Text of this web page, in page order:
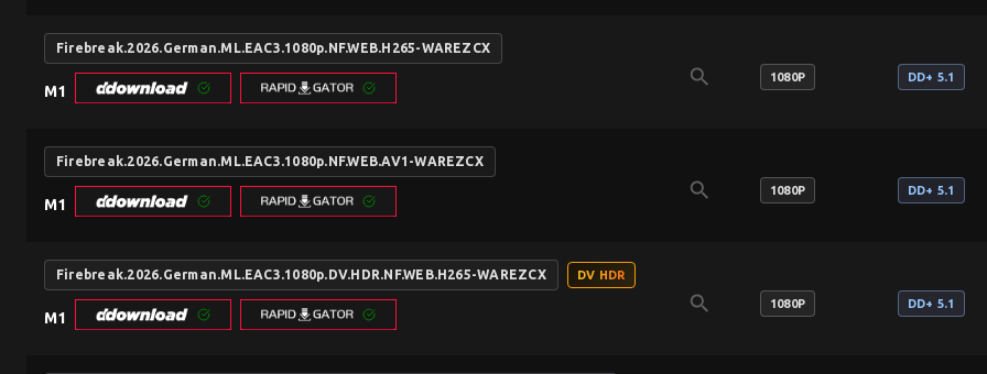
Firebreak.2026.German.ML.EAC3.1080p.NF.WEB.H265-WAREZCX
M1
search 1080P DD+ 5.1
Firebreak.2026.German.ML.EAC3.1080p.NF.WEB.AV1-WAREZCX
M1
search 1080P DD+ 5.1
Firebreak.2026.German.ML.EAC3.1080p.DV.HDR.NF.WEB.H265-WAREZCX DV HDR
M1
search 1080P DD+ 5.1